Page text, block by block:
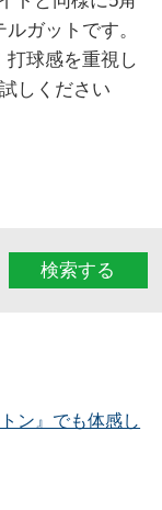
ガットです。
打球感を重視し
しください
検索する
ン』でも体感し